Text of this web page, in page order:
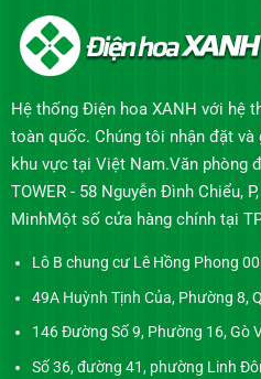
Hệ thống Điện hoa XANH với hệ
toàn quốc. Chúng tôi nhận đặt
khu vực tại Việt Nam.Văn phòng
TOWER - 58 Nguyễn Đình Chiểu,
MinhMột số cửa hàng chính tại
Lô B chung cư Lê Hồng Phong
49A Huỳnh Tịnh Của, Phường 8,
146 Đường Số 9, Phường 16, Gò
Số 36, đường 41, phường Linh